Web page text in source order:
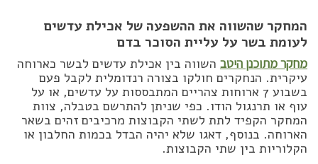
המחקר שהשווה את ההשפעה של אכילת עדשים
לעומת בשר על עליית הסוכר בדם
מחקר מתוכנן היטב השווה בין אכילת עדשים לבשר כארוחה
עיקרית. הנחקרים חולקו בצורה רנדומלית לקבל פעם
בשבוע 7 ארוחות צהריים המתבססות על עדשים, או על
עוף או תרנגול הודו. כפי שניתן להתרשם בטבלה, צוות
המחקר הקפיד לתת לשתי הקבוצות מרכיבים זהים בשאר
הארוחה. בנוסף, דאגו שלא יהיה הבדל בכמות החלבון או
הקלוריות בין שתי הקבוצות.